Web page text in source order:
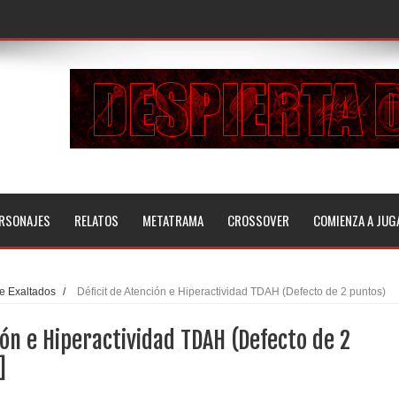
RELATOS METATRAMA CROSSOVER COMIENZA A
Exaltados /
Déficit de Atención e Hiperactividad TDAH (Defecto de 2 puntos)
e Hiperactividad TDAH (Defecto de 2